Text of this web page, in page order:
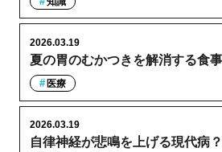
夏の胃のむかつきを解消する食
2026.03.19
医療
自律神経が悲鳴を上げる現代病
2026.03.19